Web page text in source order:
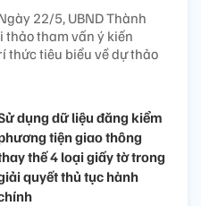
22/5, UBND Thành
thảo tham vấn ý kiến
thức tiêu biểu về dự thảo
dụng dữ liệu đăng kiểm
tiện giao thông
thế 4 loại giấy tờ trong
quyết thủ tục hành